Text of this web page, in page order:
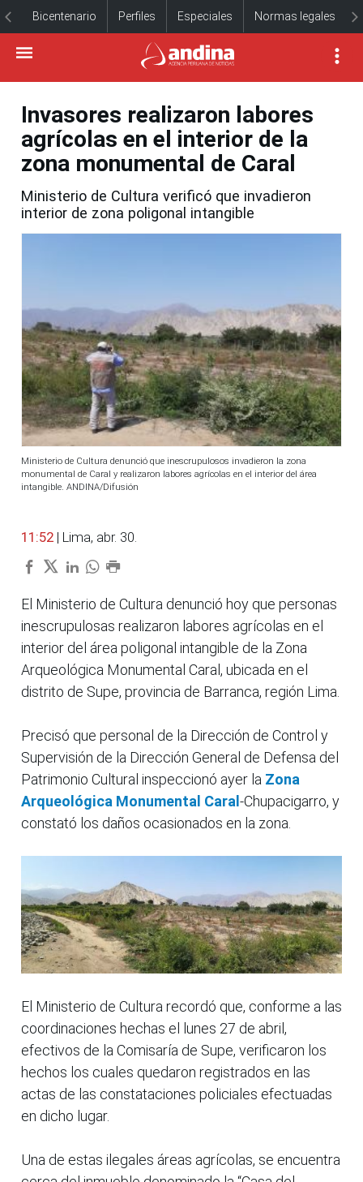
Bicentenario Perfiles Especiales Normas legales
Invasores realizaron labores
agrícolas en el interior de la
zona monumental de Caral
Ministerio de Cultura verificó que invadieron
interior de zona poligonal intangible
Ministerio de Cultura denunció que inescrupulosos invadieron la zona
monumental de Caral y realizaron labores agrícolas en el interior del área
intangible. ANDINA/Difusión
11:52 | Lima, abr. 30.
El Ministerio de Cultura denunció hoy que personas
inescrupulosas realizaron labores agrícolas en el
interior del área poligonal intangible de la Zona
Arqueológica Monumental Caral, ubicada en el
distrito de Supe, provincia de Barranca, región Lima.
Precisó que personal de la Dirección de Control y
Supervisión de la Dirección General de Defensa del
Patrimonio Cultural inspeccionó ayer la Zona
Arqueológica Monumental Caral -Chupacigarro, y
constató los daños ocasionados en la zona.
El Ministerio de Cultura recordó que, conforme a las
coordinaciones hechas el lunes 27 de abril,
efectivos de la Comisaría de Supe, verificaron los
hechos los cuales quedaron registrados en las
actas de las constataciones policiales efectuadas
en dicho lugar.
Una de estas ilegales áreas agrícolas, se encuentra